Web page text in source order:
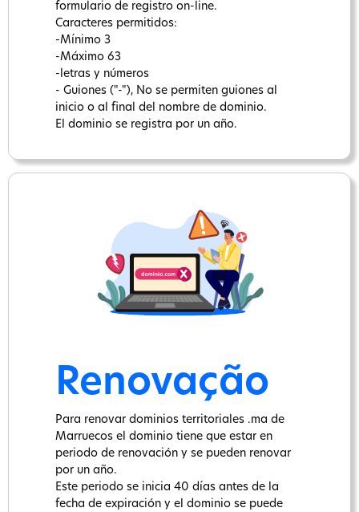
formulario de registro on-line.
Caracteres permitidos:
-Mínimo 3
-Máximo 63
-letras y números
- Guiones ("-"), No se permiten guiones al
inicio o al final del nombre de dominio.
El dominio se registra por un año.
Renovação
Para renovar dominios territoriales .ma de
Marruecos el dominio tiene que estar en
periodo de renovación y se pueden renovar
por un año.
Este periodo se inicia 40 días antes de la
fecha de expiración y el dominio se puede